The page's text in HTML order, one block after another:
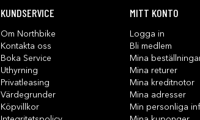
KUNDSERVICE
Om Northbike
Kontakta oss
Boka Service
Uthyrning
Privatleasing
Värdegrunder
Köpvillkor
MITT KONTO
Logga in
Bli medlem
Mina
Mina returer
Mina kreditnotor
Mina adresser
Min personliga